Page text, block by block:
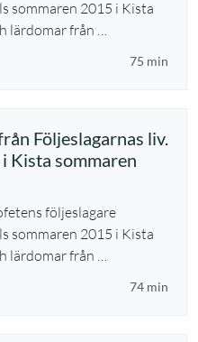
sommaren 2015 i Kista
lärdomar från …
75 min
Följeslagarnas liv.
Kista sommaren
följeslagare
sommaren 2015 i Kista
lärdomar från …
74 min